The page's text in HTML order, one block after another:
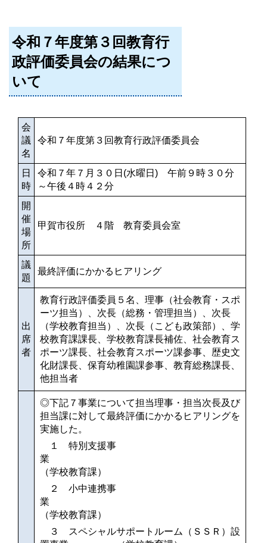
令和７年度第３回教育行
政評価委員会の結果につ
いて
会
議
名
令和７年度第３回教育行政評価委員会
日
時
令和７年７月３０日(水曜日) 午前９時３０分
～午後４時４２分
開
催
場
所
甲賀市役所 ４階 教育委員会室
議
題
最終評価にかかるヒアリング
出
席
者
教育行政評価委員５名、理事（社会教育・スポ
ーツ担当）、次長（総務・管理担当）、次長
（学校教育担当）、次長（こども政策部）、学
校教育課課長、学校教育課長補佐、社会教育ス
ポーツ課長、社会教育スポーツ課参事、歴史文
化財課長、保育幼稚園課参事、教育総務課長、
他担当者
◎下記７事業について担当理事・担当次長及び
担当課に対して最終評価にかかるヒアリングを
実施した。
１ 特別支援事
業
（学校教育課）
２ 小中連携事
業
（学校教育課）
３ スペシャルサポートルーム（ＳＳＲ）設